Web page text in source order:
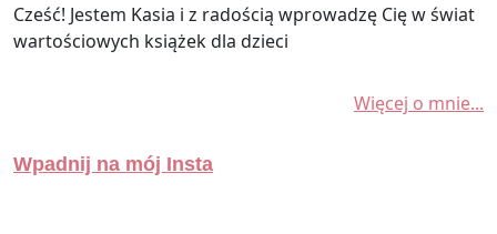
Cześć! Jestem Kasia i z radością wprowadzę Cię w świat
wartościowych książek dla dzieci
Więcej o mnie...
Wpadnij na mój Insta